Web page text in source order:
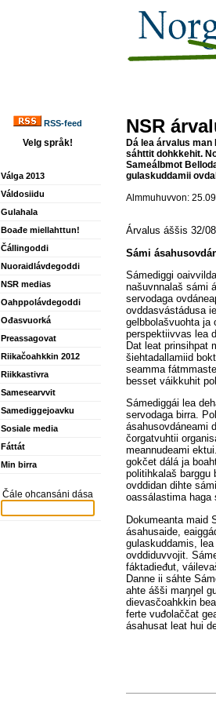
RSS-feed
Velg språk!
Válga 2013
Váldosiidu
Gulahala
Boađe miellahttun!
Čállingoddi
Nuoraidlávdegoddi
NSR medias
Oahppolávdegoddi
Ođasvuorká
Preassagovat
Riikačoahkkin 2012
Riikkastivra
Samesearvvit
Samediggejoavku
Sosiale media
Fáttát
Min birra
Čále ohcansáni dása
NSR
Dá lea árvalus
sáhttit dohkkehit.
Sameálbmot
gulaskuddamii
Almmuhuvvon:
Árvalus áššis 32/
Sámi
Sámediggi
našuvnnalaš sámi
servodaga
ovddasvástádusa
gelbbolašvuohta ja
perspektiivvas lea
Dat leat prinsihpat
šiehtadallamiid
seamma
besset váikkuhit
Sámediggái lea
servodaga birra.
ásahusovdáneami
čorgatvuhtii
meannudeami
gokčet dálá ja
politihkalaš barggu
ovddidan dihte
oassálastima haga
Dokumeanta maid
ásahusaide,
gulaskuddamis,
ovddiduvvojit.
fáktadieđut,
Danne ii sáhte
ahte ášši maŋŋel
dievasčoahkkin
ferte vuđolaččat
ásahusat leat hui